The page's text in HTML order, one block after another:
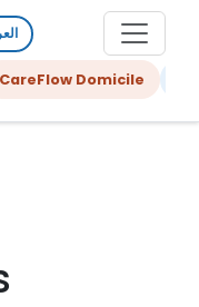
CareFlow Domicile